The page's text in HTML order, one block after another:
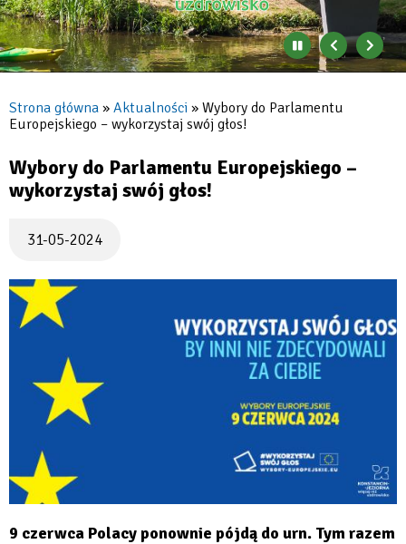
Zatrzymaj
automatyczne
się
banerów
Poprzedni
bannerbaner
Ścieżka
Strona główna Aktualności
Wybory do Parlamentu
Europejskiego – wykorzystaj swój głos!
Wybory do Parlamentu Europejskiego –
wykorzystaj swój głos!
31-05-2024
9 czerwca Polacy ponownie pójdą do urn. Tym razem